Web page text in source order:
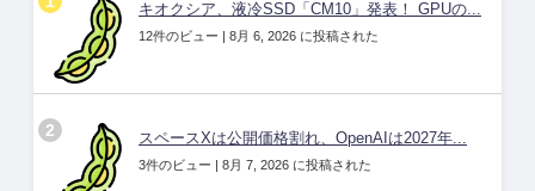
キオクシア、液冷SSD「CM10」発表！ GPUの...
12件のビュー | 8月 6, 2026 に投稿された
スペースXは公開価格割れ、OpenAIは2027年...
3件のビュー | 8月 7, 2026 に投稿された